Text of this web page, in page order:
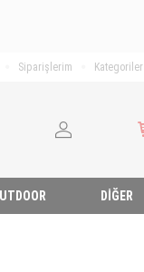
Siparişlerim Kategoriler
DIĞER